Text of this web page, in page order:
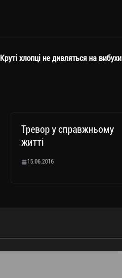
Круті хлопці не дивляться на вибухи
Тревор у справжньому
житті
15.06.2016